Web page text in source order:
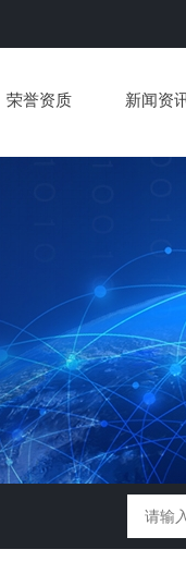
荣誉资质 新闻资